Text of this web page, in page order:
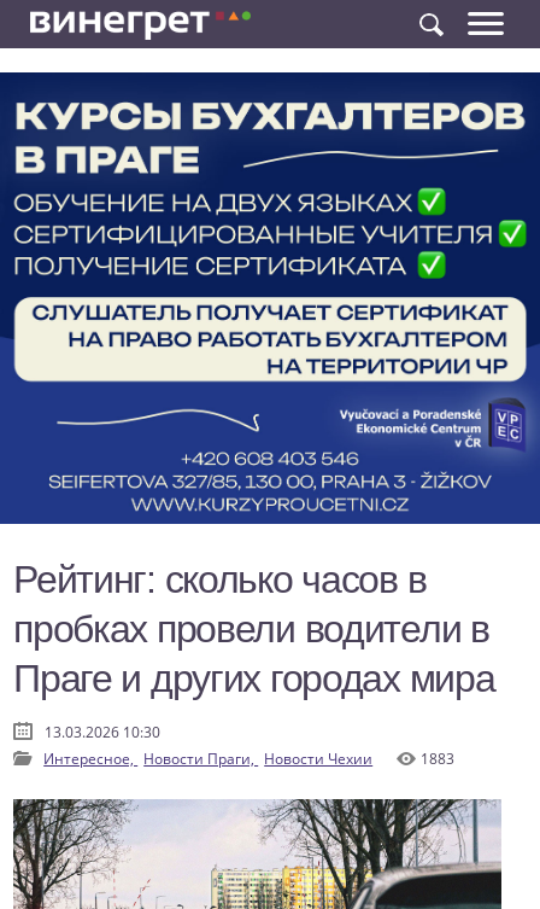
Рейтинг: сколько часов в
пробках провели водители в
Праге и других городах мира
13.03.2026 10:30
Интересное, Новости Праги, Новости Чехии 1883